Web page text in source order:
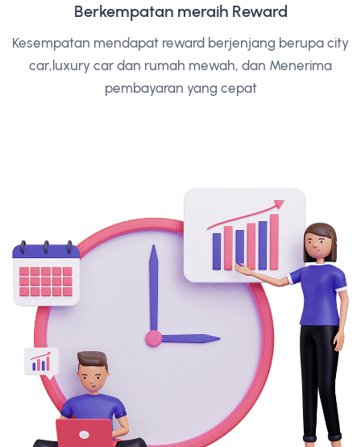
Berkempatan meraih Reward
Kesempatan mendapat reward berjenjang berupa city
car,luxury car dan rumah mewah, dan Menerima
pembayaran yang cepat